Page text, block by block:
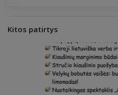
Kitos patirtys